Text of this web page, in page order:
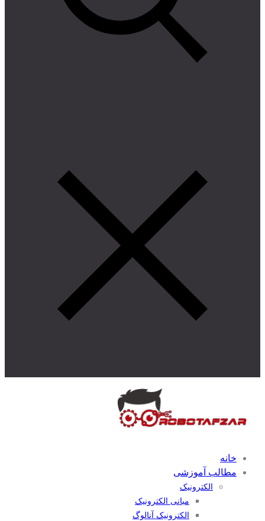
خانه
مطالب آموزشی
الکترونیک
مبانی الکترونیک
الکترونیک آنالوگ